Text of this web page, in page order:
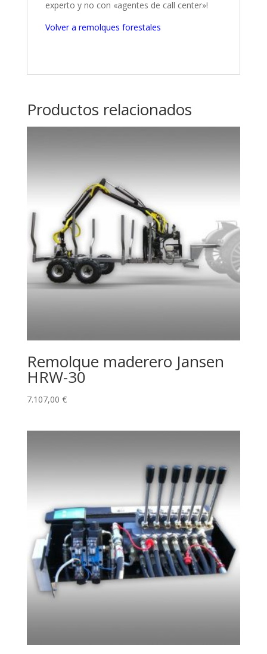
experto y no con «agentes de call center»!
Volver a remolques forestales
Productos relacionados
Remolque maderero Jansen
HRW-30
7.107,00 €